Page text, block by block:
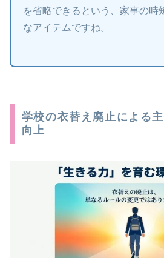
を省略できるという、家事の時
なアイテムですね。
学校の衣替え廃止による
向上